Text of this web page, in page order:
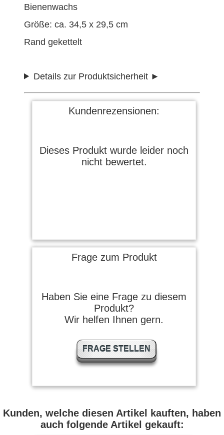
Bienenwachs
Größe: ca. 34,5 x 29,5 cm
Rand gekettelt
Details zur Produktsicherheit
Kundenrezensionen:
Dieses Produkt wurde leider noch
nicht bewertet.
Frage zum Produkt
Haben Sie eine Frage zu diesem
Produkt?
Wir helfen Ihnen gern.
FRAGE STELLEN
Kunden, welche diesen Artikel kauften, haben
auch folgende Artikel gekauft: